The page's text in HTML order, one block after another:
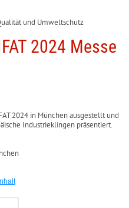
2024 Messe
2024 in München ausgestellt und
Industrieklingen präsentiert.